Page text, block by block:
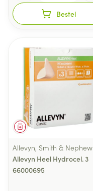
Bestel
Geneesmiddel
Allevyn, Smith & Nephew
Allevyn Heel Hydrocel. 3
66000695